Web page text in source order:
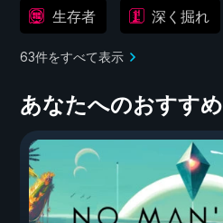
生存者 深く掘れ
63件をすべて表示
あなたへのおすすめ